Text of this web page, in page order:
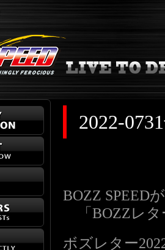
2022-
BOZZ SPEED
「BOZZレタ
ボズレター